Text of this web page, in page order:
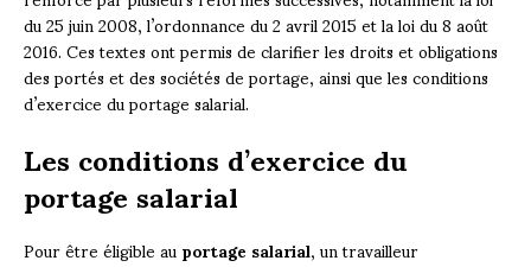
du 25 juin 2008, l’ordonnance du 2 avril 2015 et la loi du 8 août
2016. Ces textes ont permis de clarifier les droits et obligations
des portés et des sociétés de portage, ainsi que les conditions
d’exercice du portage salarial.
Les conditions d’exercice du
portage salarial
Pour être éligible auportage salarial, un travailleur